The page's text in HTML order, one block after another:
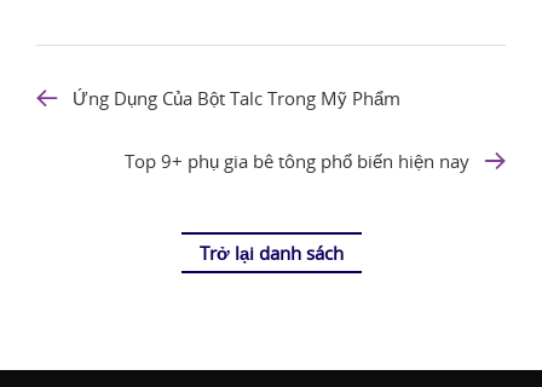
Ứng Dụng Của Bột Talc Trong Mỹ Phẩm
Top 9+ phụ gia bê tông phổ biến hiện nay
Trở lại danh sách